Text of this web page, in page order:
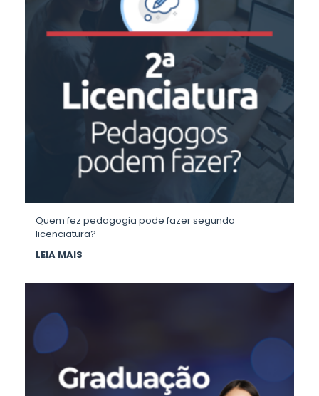
Quem fez pedagogia pode fazer segunda
licenciatura?
LEIA MAIS